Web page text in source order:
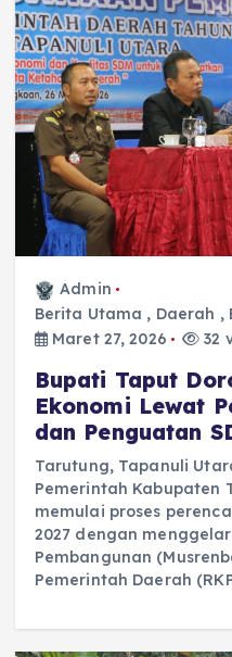
Admin
Berita Utama , Daerah ,
Maret 27, 2026
32
Bupati Taput
Ekonomi Lewat
dan Penguatan
Tarutung, Tapanuli
Pemerintah Kabupaten
memulai proses
2027 dengan
Pembangunan
Pemerintah Daerah